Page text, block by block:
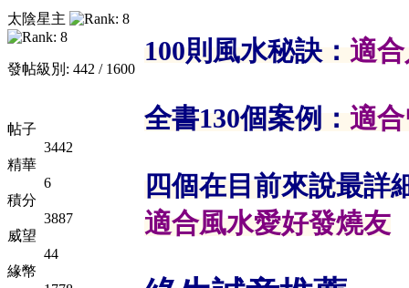
太陰星主
發帖級別: 442 / 1600
帖子
3442
精華
6
積分
3887
威望
44
緣幣
100則風水秘訣： 適
全書130個案例： 適
四個在目前來說最詳
適合風水愛好發燒友